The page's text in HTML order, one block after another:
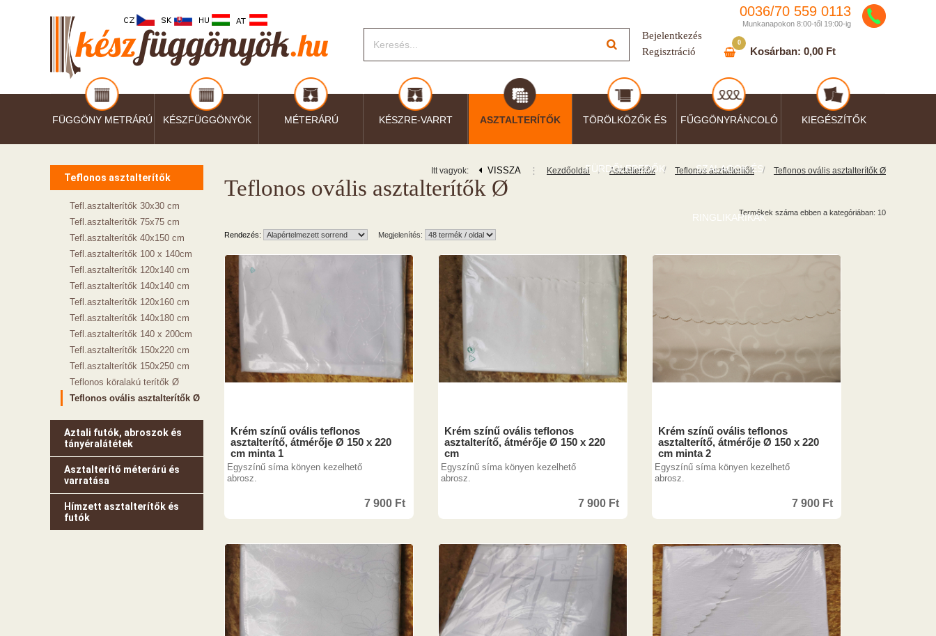
0036/70 559 0113
Munkanapokon 8:00-től 19:00-ig
Bejelentkezés
Regisztráció
Kosárban: 0,00 Ft
0
FÜGGÖNY METRÁRÚ KÉSZFÜGGÖNYÖK MÉTERÁRÚ KÉSZRE-VARRT ASZTALTERÍTŐK TÖRÖLKÖZŐK ÉS
FÜRDŐLEPEDŐK
FŰGGÖNYRÁNCOLÓ
SZALAGOK ÉS
RINGLIKARIKÁK
KIEGÉSZÍTŐK
Teflonos asztalterítők
Tefl.asztalterítők 30x30 cm
Tefl.asztalterítők 75x75 cm
Tefl.asztalterítők 40x150 cm
Tefl.asztalterítők 100 x 140cm
Tefl.asztalterítők 120x140 cm
Tefl.asztalterítők 140x140 cm
Tefl.asztalterítők 120x160 cm
Tefl.asztalterítők 140x180 cm
Tefl.asztalterítők 140 x 200cm
Tefl.asztalterítők 150x220 cm
Tefl.asztalterítők 150x250 cm
Teflonos köralakú terítők Ø
Teflonos ovális asztalterítők Ø
Aztali futók, abroszok és
tányéralátétek
Asztalterítő méterárú és
varratása
Hímzett asztalterítők és
futók
Itt vagyok: VISSZA ⋮ Kezdőoldal / Asztalterítők / Teflonos asztalterítők / Teflonos ovális asztalterítők Ø
Teflonos ovális asztalterítők Ø
Termékek száma ebben a kategóriában: 10
Rendezés: Megjelenítés:
Krém színű ovális teflonos
asztalterítő, átmérője Ø 150 x 220
cm minta 1
Egyszínű síma könyen kezelhető
abrosz.
7 900 Ft
Krém színű ovális teflonos
asztalterítő, átmérője Ø 150 x 220
cm
Egyszínű síma könyen kezelhető
abrosz.
7 900 Ft
Krém színű ovális teflonos
asztalterítő, átmérője Ø 150 x 220
cm minta 2
Egyszínű síma könyen kezelhető
abrosz.
7 900 Ft